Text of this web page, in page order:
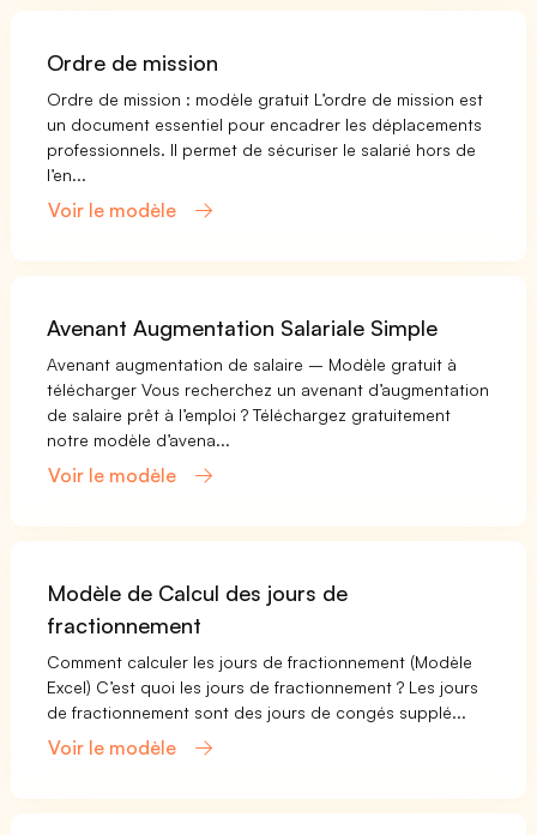
Ordre de mission
Ordre de mission : modèle gratuit L’ordre de mission est
un document essentiel pour encadrer les déplacements
professionnels. Il permet de sécuriser le salarié hors de
l’en...
Voir le modèle
Avenant Augmentation Salariale Simple
Avenant augmentation de salaire – Modèle gratuit à
télécharger Vous recherchez un avenant d’augmentation
de salaire prêt à l’emploi ? Téléchargez gratuitement
notre modèle d’avena...
Voir le modèle
Modèle de Calcul des jours de
fractionnement
Comment calculer les jours de fractionnement (Modèle
Excel) C’est quoi les jours de fractionnement ? Les jours
de fractionnement sont des jours de congés supplé...
Voir le modèle